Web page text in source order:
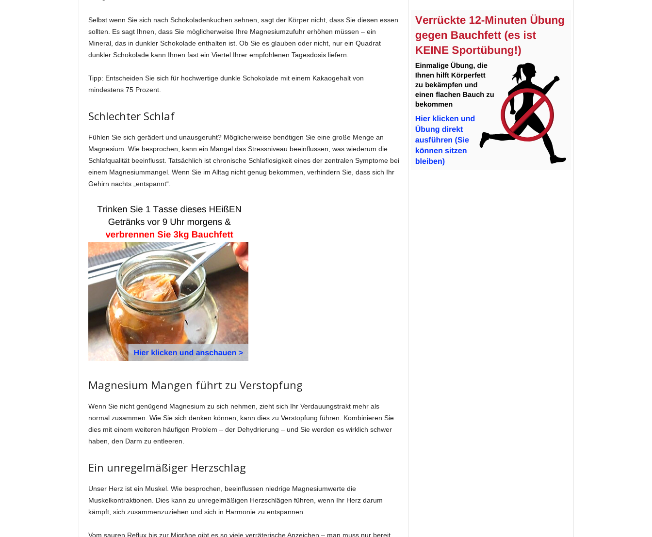
Selbst wenn Sie sich nach Schokoladenkuchen sehnen, sagt der Körper nicht, dass Sie diesen essen
sollten. Es sagt Ihnen, dass Sie möglicherweise Ihre Magnesiumzufuhr erhöhen müssen – ein
Mineral, das in dunkler Schokolade enthalten ist. Ob Sie es glauben oder nicht, nur ein Quadrat
dunkler Schokolade kann Ihnen fast ein Viertel Ihrer empfohlenen Tagesdosis liefern.
Tipp: Entscheiden Sie sich für hochwertige dunkle Schokolade mit einem Kakaogehalt von
mindestens 75 Prozent.
Schlechter Schlaf
Fühlen Sie sich gerädert und unausgeruht? Möglicherweise benötigen Sie eine große Menge an
Magnesium. Wie besprochen, kann ein Mangel das Stressniveau beeinflussen, was wiederum die
Schlafqualität beeinflusst. Tatsächlich ist chronische Schlaflosigkeit eines der zentralen Symptome bei
einem Magnesiummangel. Wenn Sie im Alltag nicht genug bekommen, verhindern Sie, dass sich Ihr
Gehirn nachts „entspannt“.
Magnesium Mangen führt zu Verstopfung
Wenn Sie nicht genügend Magnesium zu sich nehmen, zieht sich Ihr Verdauungstrakt mehr als
normal zusammen. Wie Sie sich denken können, kann dies zu Verstopfung führen. Kombinieren Sie
dies mit einem weiteren häufigen Problem – der Dehydrierung – und Sie werden es wirklich schwer
haben, den Darm zu entleeren.
Ein unregelmäßiger Herzschlag
Unser Herz ist ein Muskel. Wie besprochen, beeinflussen niedrige Magnesiumwerte die
Muskelkontraktionen. Dies kann zu unregelmäßigen Herzschlägen führen, wenn Ihr Herz darum
kämpft, sich zusammenzuziehen und sich in Harmonie zu entspannen.
Vom sauren Reflux bis zur Migräne gibt es so viele verräterische Anzeichen – man muss nur bereit